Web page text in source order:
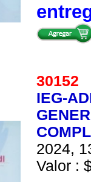
30152
IEG-
2024,
Valor :